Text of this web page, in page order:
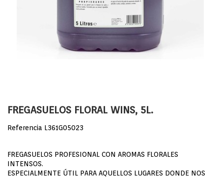
FREGASUELOS FLORAL WINS, 5L.
Referencia L361G05023
FREGASUELOS PROFESIONAL CON AROMAS FLORALES
INTENSOS.
ESPECIALMENTE ÚTIL PARA AQUELLOS LUGARES DONDE NOS